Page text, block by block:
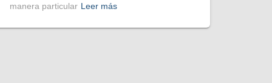
manera particular Leer más